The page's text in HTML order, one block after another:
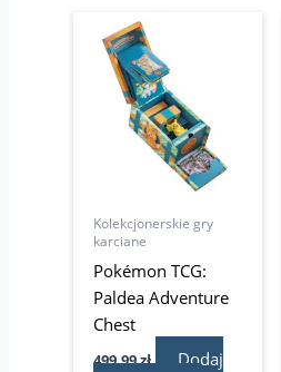
Kolekcjonerskie gry
karciane
Pokémon TCG:
Paldea Adventure
Chest
499,99zł
Dodaj